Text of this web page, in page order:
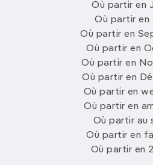
Où partir en
Où partir en
Où partir en
Où partir en
Où partir en
Où partir en
Où partir en
Où partir en
Où partir au
Où partir en
Où partir en